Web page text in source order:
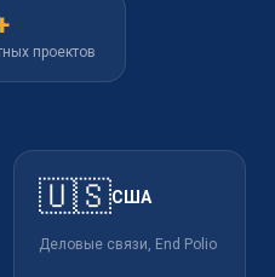
проектов
🇺🇸США
Деловые связи, End Polio